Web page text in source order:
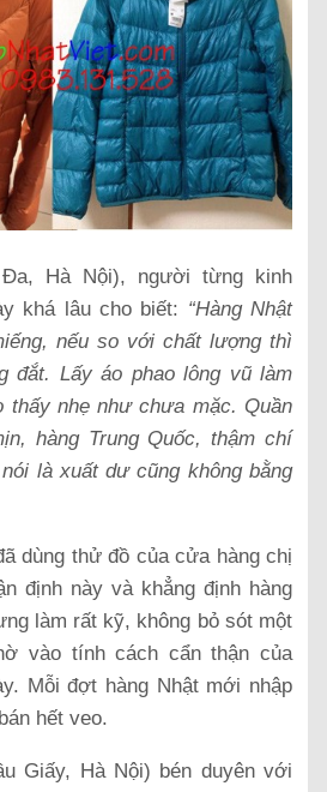
Hà Nội), người từng kinh
khá lâu cho biết: “Hàng Nhật
nếu so với chất lượng thì
đắt. Lấy áo phao lông vũ làm
thấy nhẹ như chưa mặc. Quần
hàng Trung Quốc, thậm chí
là xuất dư cũng không bằng
dùng thử đồ của cửa hàng chị
định này và khẳng định hàng
làm rất kỹ, không bỏ sót một
vào tính cách cẩn thận của
Mỗi đợt hàng Nhật mới nhập
hết veo.
Giấy, Hà Nội) bén duyên với